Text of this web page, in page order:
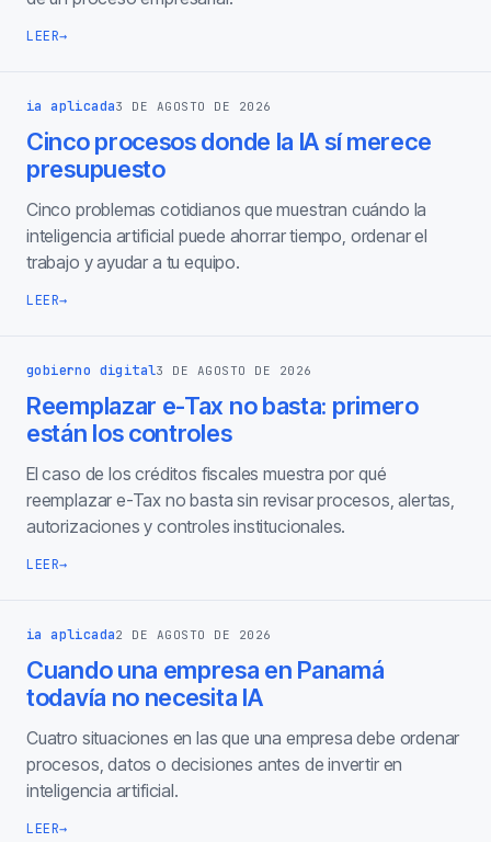
LEER→
ia aplicada3 DE AGOSTO DE 2026
Cinco procesos donde la IA sí merece
presupuesto
Cinco problemas cotidianos que muestran cuándo la
inteligencia artificial puede ahorrar tiempo, ordenar el
trabajo y ayudar a tu equipo.
LEER→
gobierno digital3 DE AGOSTO DE 2026
Reemplazar e-Tax no basta: primero
están los controles
El caso de los créditos fiscales muestra por qué
reemplazar e-Tax no basta sin revisar procesos, alertas,
autorizaciones y controles institucionales.
LEER→
ia aplicada2 DE AGOSTO DE 2026
Cuando una empresa en Panamá
todavía no necesita IA
Cuatro situaciones en las que una empresa debe ordenar
procesos, datos o decisiones antes de invertir en
inteligencia artificial.
LEER→